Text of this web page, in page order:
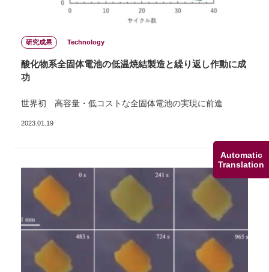
Automatic
Translation
研究成果 Technology
酸化物系全固体電池の低温焼結製造と繰り返し作動に成
功
世界初 ⾼容量・低コストな全固体電池の実現に前進
2023.01.19